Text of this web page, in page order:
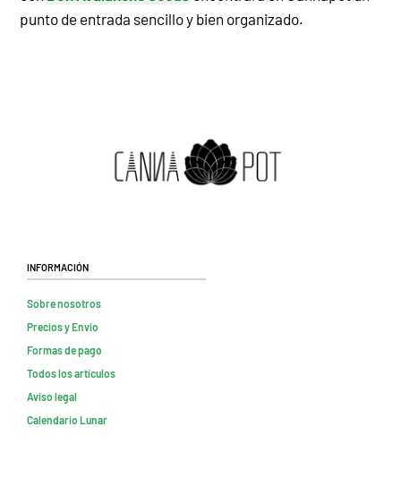
punto de entrada sencillo y bien organizado.
Información
Sobre nosotros
Precios y Envio
Formas de pago
Todos los artículos
Aviso legal
Calendario Lunar